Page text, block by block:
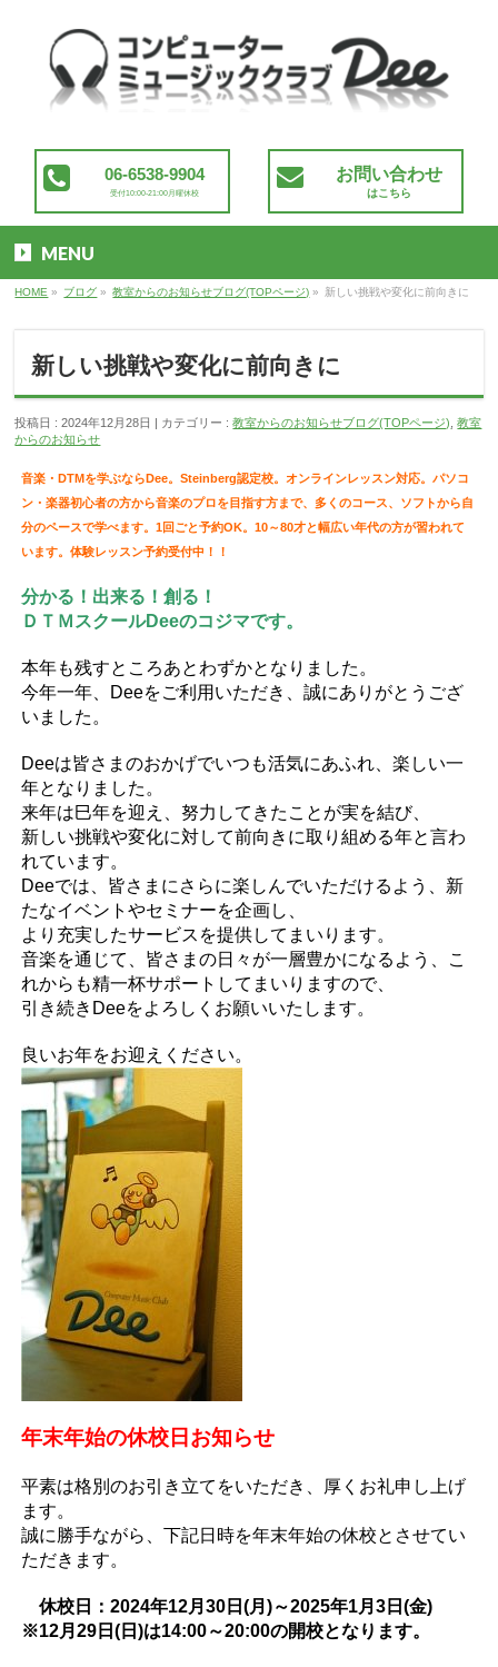
06-6538-9904
受付10:00-21:00月曜休校
お問い合わせ
はこちら
MENU
HOME » ブログ » 教室からのお知らせブログ(TOPページ) » 新しい挑戦や変化に前向きに
新しい挑戦や変化に前向きに
投稿日 : 2024年12月28日 カテゴリー :教室からのお知らせブログ(TOPページ) ,教室
からのお知らせ
音楽・DTMを学ぶならDee。Steinberg認定校。 オンラインレッスン対応。パソコ
ン・楽器初心者の方から音楽のプロを目指す方まで、多くのコース、ソフトから自
分のペースで学べます。1回ごと予約OK。10～80才と幅広い年代の方が習われて
います。体験レッスン予約受付中！！
分かる！出来る！創る！
ＤＴＭスクールDeeのコジマです。
本年も残すところあとわずかとなりました。
今年一年、Deeをご利用いただき、誠にありがとうござ
いました。
Deeは皆さまのおかげでいつも活気にあふれ、楽しい一
年となりました。
来年は巳年を迎え、努力してきたことが実を結び、
新しい挑戦や変化に対して前向きに取り組める年と言わ
れています。
Deeでは、皆さまにさらに楽しんでいただけるよう、新
たなイベントやセミナーを企画し、
より充実したサービスを提供してまいります。
音楽を通じて、皆さまの日々が一層豊かになるよう、こ
れからも精一杯サポートしてまいりますので、
引き続きDeeをよろしくお願いいたします。
良いお年をお迎えください。
年末年始の休校日お知らせ
平素は格別のお引き立てをいただき、厚くお礼申し上げ
ます。
誠に勝手ながら、下記日時を年末年始の休校とさせてい
ただきます。
休校日：2024年12月30日(月)～2025年1月3日(金)
※12月29日(日)は14:00～20:00の開校となります。